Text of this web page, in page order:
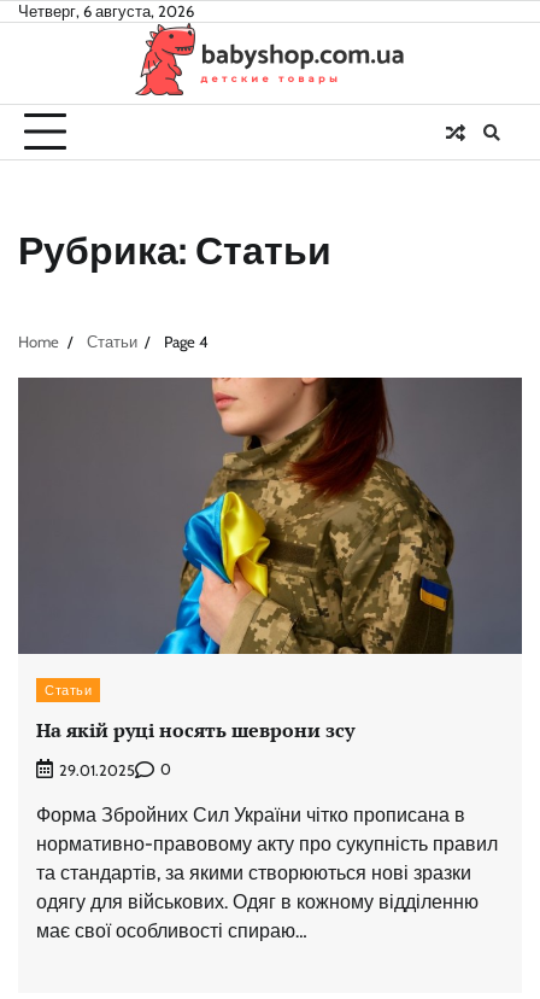
SkipЧетверг, 6 августа, 2026
Рубрика: Статьи
Home Статьи Page 4
Статьи
На якій руці носять шеврони зсу
29.01.2025 0
Форма Збройних Сил України чітко прописана в
нормативно-правовому акту про сукупність правил
та стандартів, за якими створюються нові зразки
одягу для військових. Одяг в кожному відділенню
має свої особливості спираю…